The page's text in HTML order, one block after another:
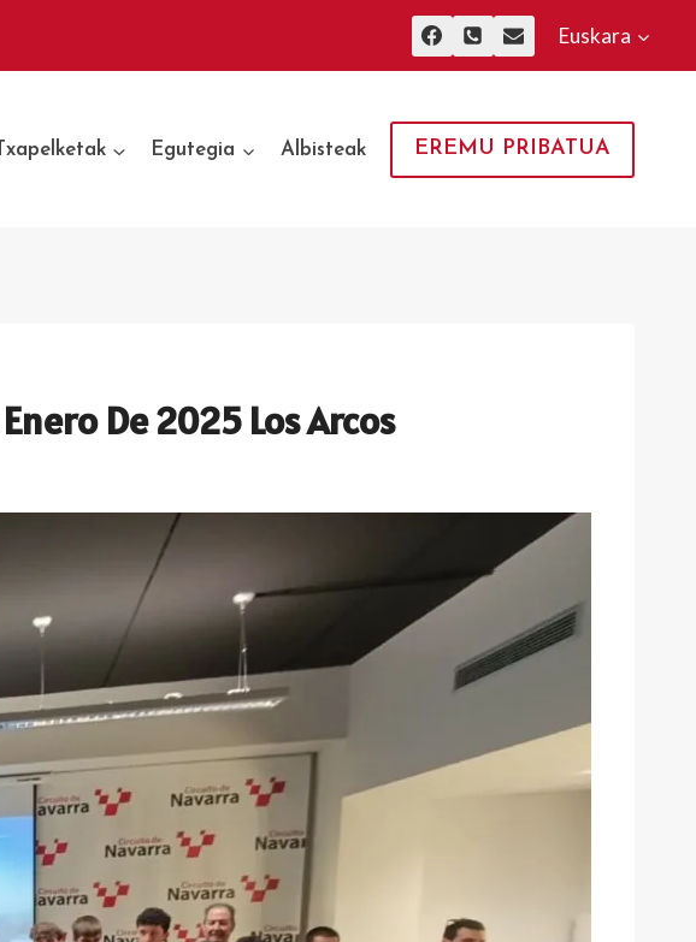
Euskara
Txapelketak Egutegia Albisteak EREMU PRIBATUA
Enero De 2025 Los Arcos